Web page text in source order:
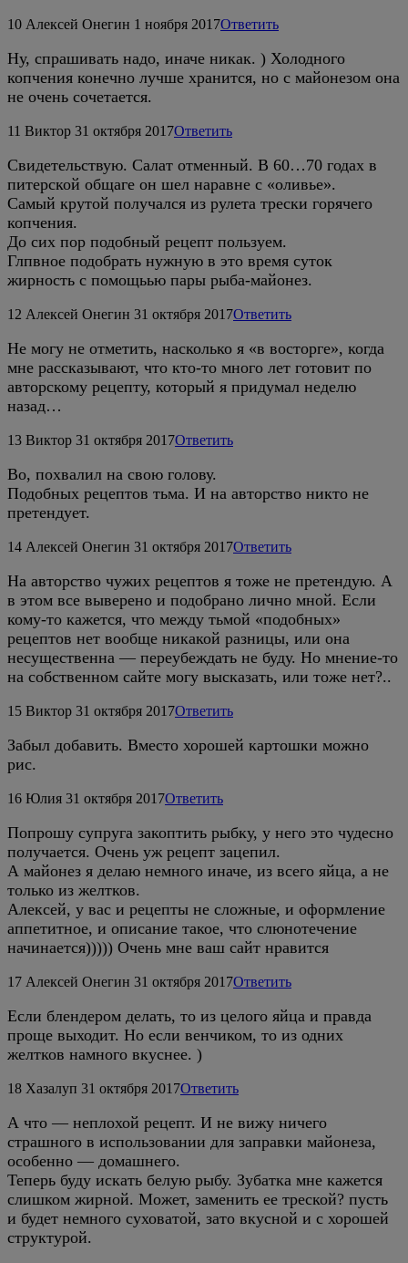
10 Алексей Онегин 1 ноября 2017Ответить
Ну, спрашивать надо, иначе никак. ) Холодного
копчения конечно лучше хранится, но с майонезом она
не очень сочетается.
11 Виктор 31 октября 2017Ответить
Свидетельствую. Салат отменный. В 60…70 годах в
питерской общаге он шел наравне с «оливье».
Самый крутой получался из рулета трески горячего
копчения.
До сих пор подобный рецепт пользуем.
Глпвное подобрать нужную в это время суток
жирность с помощьью пары рыба-майонез.
12 Алексей Онегин 31 октября 2017Ответить
Не могу не отметить, насколько я «в восторге», когда
мне рассказывают, что кто-то много лет готовит по
авторскому рецепту, который я придумал неделю
назад…
13 Виктор 31 октября 2017Ответить
Во, похвалил на свою голову.
Подобных рецептов тьма. И на авторство никто не
претендует.
14 Алексей Онегин 31 октября 2017Ответить
На авторство чужих рецептов я тоже не претендую. А
в этом все выверено и подобрано лично мной. Если
кому-то кажется, что между тьмой «подобных»
рецептов нет вообще никакой разницы, или она
несущественна — переубеждать не буду. Но мнение-то
на собственном сайте могу высказать, или тоже нет?..
15 Виктор 31 октября 2017Ответить
Забыл добавить. Вместо хорошей картошки можно
рис.
16 Юлия 31 октября 2017Ответить
Попрошу супруга закоптить рыбку, у него это чудесно
получается. Очень уж рецепт зацепил.
А майонез я делаю немного иначе, из всего яйца, а не
только из желтков.
Алексей, у вас и рецепты не сложные, и оформление
аппетитное, и описание такое, что слюнотечение
начинается))))) Очень мне ваш сайт нравится
17 Алексей Онегин 31 октября 2017Ответить
Если блендером делать, то из целого яйца и правда
проще выходит. Но если венчиком, то из одних
желтков намного вкуснее. )
18 Хазалуп 31 октября 2017Ответить
А что — неплохой рецепт. И не вижу ничего
страшного в использовании для заправки майонеза,
особенно — домашнего.
Теперь буду искать белую рыбу. Зубатка мне кажется
слишком жирной. Может, заменить ее треской? пусть
и будет немного суховатой, зато вкусной и с хорошей
структурой.